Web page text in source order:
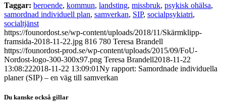
Taggar: beroende, kommun, landsting, missbruk, psykisk ohälsa,
samordnad individuell plan, samverkan, SIP, socialpsykiatri,
socialtjänst
https://founordost.se/wp-content/uploads/2018/11/Skärmklipp-
framsida-2018-11-22.jpg 816 780 Teresa Brandell
https://founordost-prod.se/wp-content/uploads/2015/09/FoU-
Nordost-logo-300-300x97.png Teresa Brandell2018-11-22
13:08:222018-11-22 13:09:01Ny rapport: Samordnade individuella
planer (SIP) – en väg till samverkan
Du kanske också gillar